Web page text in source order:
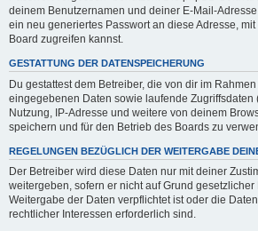
deinem Benutzernamen und deiner E-Mail-
ein neu generiertes Passwort an diese Adresse,
Board zugreifen kannst.
GESTATTUNG DER DATENSPEICHERUNG
Du gestattest dem Betreiber, die von dir im
eingegebenen Daten sowie laufende Zugriffsdaten
Nutzung, IP-Adresse und weitere von deinem
speichern und für den Betrieb des Boards zu
REGELUNGEN BEZÜGLICH DER WEITERGABE
Der Betreiber wird diese Daten nur mit deiner
weitergeben, sofern er nicht auf Grund
Weitergabe der Daten verpflichtet ist oder die
rechtlicher Interessen erforderlich sind.